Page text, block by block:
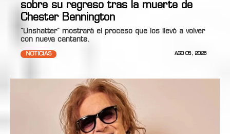
sobre su regreso tras la muerte de
Chester Bennington
"Unshatter" mostrará el proceso que los llevó a volver
con nueva cantante.
NOTICIAS AGO 05, 2026